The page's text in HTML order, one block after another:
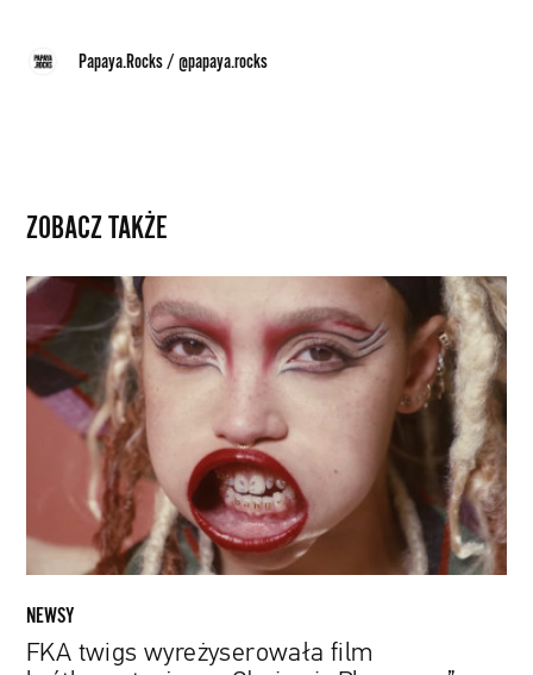
Papaya.Rocks /@papaya.rocks
ZOBACZ TAKŻE
FKA
wyreżyserowała
krótkometrażowy.
znanego
rzeźbiarza
NEWSY
FKA twigs wyreżyserowała film